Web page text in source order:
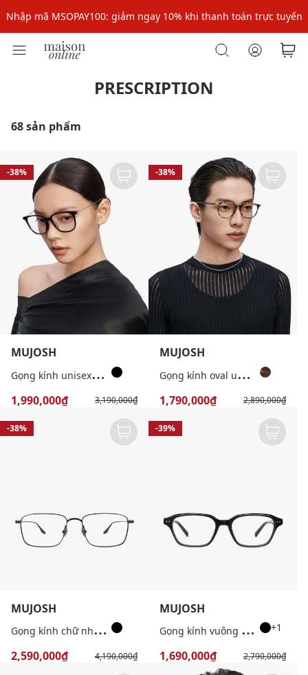
Nhập mã MSOPAY100: giảm ngay 10% khi thanh toán trực tuyến
Nhập mã: MSOXINCHAO - Giảm 10% đơn đầu cho thành viên mới!
Nhập mã: MSOXINCHAO - Giảm 10% đơn đầu cho thành viên mới!
PRESCRIPTION
68 sản phẩm
-38%
MUJOSH
G
ọng kính unisex chữ nhật bản mảnh
1,990,000₫ 3,190,000₫
-38%
MUJOSH
G
ọng kính oval unisex bản vừa thời thượng
1,790,000₫ 2,890,000₫
-38%
MUJOSH
G
ọng kính chữ nhật nam bản mỏng
2,590,000₫ 4,190,000₫
-39%
MUJOSH
G
ọng kính vuông unisex bản dày cổ điển +1
1,690,000₫ 2,790,000₫